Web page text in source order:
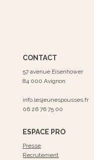
CONTACT
57 avenue Eisenhower
84 000 Avignon
info.lesjeunespousses.fr
06 26 76 75 00
ESPACE PRO
Presse
Recrutement